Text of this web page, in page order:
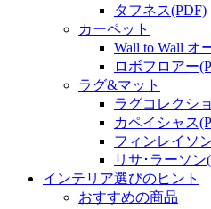
タフネス(PDF)
カーペット
Wall to Wall オ
ロボフロアー
ラグ&マット
ラグコレクシ
カペイシャス
フィンレイソ
リサ･ラーソン
インテリア選びのヒント
おすすめの商品